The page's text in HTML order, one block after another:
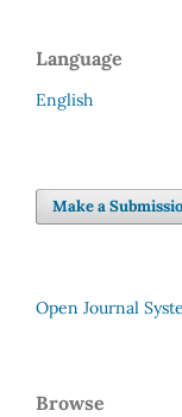
Language
English
Make a
Open Journal
Browse